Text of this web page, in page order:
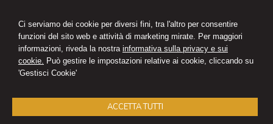
Ci serviamo dei cookie per diversi fini, tra l'altro per consentire
funzioni del sito web e attività di marketing mirate. Per maggiori
informazioni, riveda la nostra informativa sulla privacy e sui
cookie. Può gestire le impostazioni relative ai cookie, cliccando su
'Gestisci Cookie'
ACCETTA TUTTI